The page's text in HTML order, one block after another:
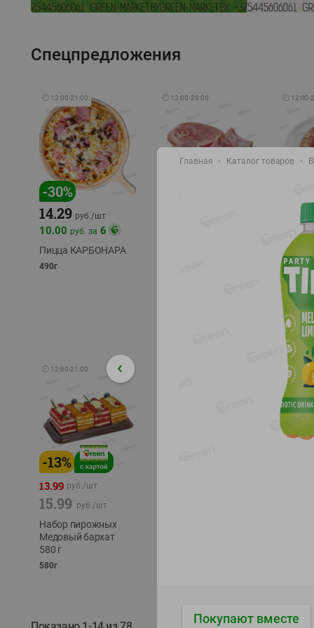
Спецпредложения
🕘 12:00-21:00
-30%
14.29 руб./шт
10.00 руб. за 6
Пицца КАРБОНАРА
490г
🕘 12:00-20:00 🕘 12:00-
11.99
охлажд
🕘 12:00-21:00
-13%
13.99 руб./шт
15.99 руб./шт
Набор пирожных
Медовый бархат
580 г
580г
Главная Каталог товаров
Покупают вместе